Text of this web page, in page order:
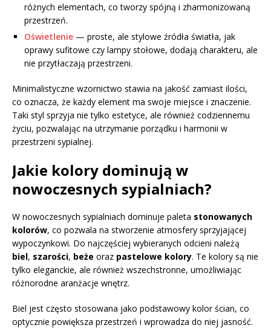
różnych elementach, co tworzy spójną i zharmonizowaną
przestrzeń.
Oświetlenie — proste, ale stylowe źródła światła, jak
oprawy sufitowe czy lampy stołowe, dodają charakteru, ale
nie przytłaczają przestrzeni.
Minimalistyczne wzornictwo stawia na jakość zamiast ilości,
co oznacza, że każdy element ma swoje miejsce i znaczenie.
Taki styl sprzyja nie tylko estetyce, ale również codziennemu
życiu, pozwalając na utrzymanie porządku i harmonii w
przestrzeni sypialnej.
Jakie kolory dominują w
nowoczesnych sypialniach?
W nowoczesnych sypialniach dominuje paleta stonowanych
kolorów, co pozwala na stworzenie atmosfery sprzyjającej
wypoczynkowi. Do najczęściej wybieranych odcieni należą
biel, szarości, beże oraz pastelowe kolory. Te kolory są nie
tylko eleganckie, ale również wszechstronne, umożliwiając
różnorodne aranżacje wnętrz.
Biel jest często stosowana jako podstawowy kolor ścian, co
optycznie powiększa przestrzeń i wprowadza do niej jasność.